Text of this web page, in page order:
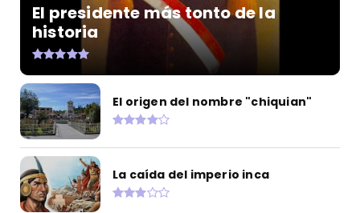
El presidente más tonto de la
historia
El origen del nombre "chiquian"
La caída del imperio inca